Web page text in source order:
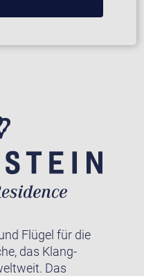
Flügel für die
das Klang-
Das